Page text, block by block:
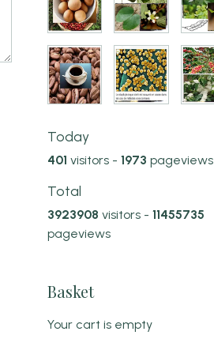
Today
401 visitors - 1973 pageviews
Total
3923908 visitors - 11455735
pageviews
Basket
Your cart is empty